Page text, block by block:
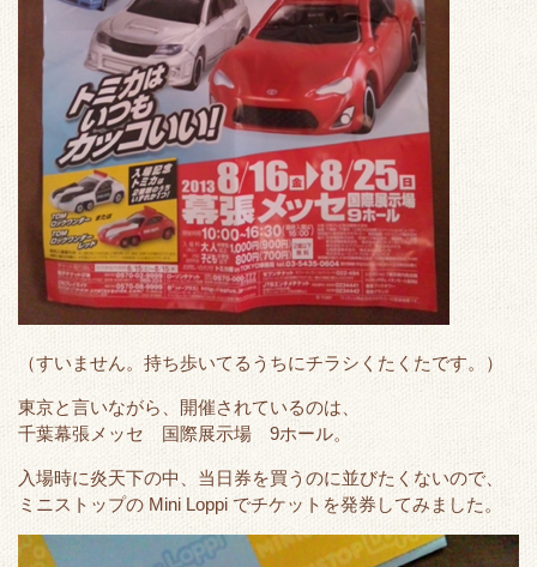
（すいません。持ち歩いてるうちにチラシくたくたです。）
東京と言いながら、開催されているのは、
千葉幕張メッセ 国際展示場 9ホール。
入場時に炎天下の中、当日券を買うのに並びたくないので、
ミニストップの Mini Loppi でチケットを発券してみました。